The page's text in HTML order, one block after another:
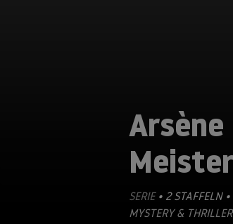
SERIE • 2 STAFFELN •
MYSTERY & THRILLER